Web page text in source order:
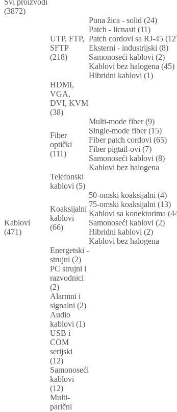
Svi proizvodi
(3872)
Kablovi
(471)
UTP, FTP,
SFTP
(218)
Puna žica - solid (24)
Patch - licnasti (11)
Patch cordovi sa RJ-45
Eksterni - industrijski (8)
Samonoseći kablovi (2)
Kablovi bez halogena (45)
Hibridni kablovi (1)
HDMI,
VGA,
DVI, KVM
(38)
Fiber
optički
(111)
Multi-mode fiber (9)
Single-mode fiber (15)
Fiber patch cordovi (65)
Fiber pigtail-ovi (7)
Samonoseći kablovi (8)
Kablovi bez halogena
Telefonski
kablovi (5)
Koaksijalni
kablovi
(66)
50-omski koaksijalni (4)
75-omski koaksijalni (13)
Kablovi sa konektorima
Samonoseći kablovi (2)
Hibridni kablovi (2)
Kablovi bez halogena
Energetski -
strujni (2)
PC strujni i
razvodnici
(2)
Alarmni i
signalni (2)
Audio
kablovi (1)
USB i
COM
serijski
(12)
Samonoseći
kablovi
(12)
Multi-
parični